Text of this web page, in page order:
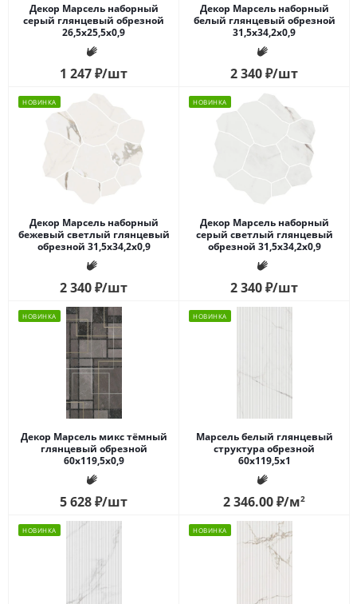
Декор Марсель наборный
серый глянцевый обрезной
26,5x25,5x0,9
1 247₽/шт
Декор Марсель наборный
белый глянцевый обрезной
31,5x34,2x0,9
2 340₽/шт
НОВИНКА
Декор Марсель наборный
бежевый светлый глянцевый
обрезной 31,5x34,2x0,9
2 340₽/шт
НОВИНКА
Декор Марсель наборный
серый светлый глянцевый
обрезной 31,5x34,2x0,9
2 340₽/шт
НОВИНКА
Декор Марсель микс тёмный
глянцевый обрезной
60x119,5x0,9
5 628₽/шт
НОВИНКА
Марсель белый глянцевый
структура обрезной
60x119,5x1
2 346.00₽/м2
НОВИНКА НОВИНКА